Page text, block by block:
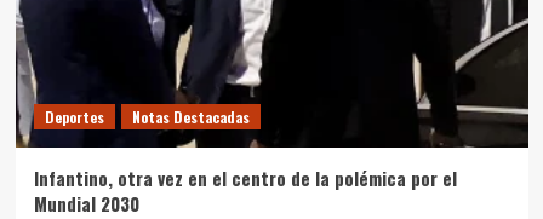
Deportes Notas Destacadas
Infantino, otra vez en el centro de la polémica por el
Mundial 2030